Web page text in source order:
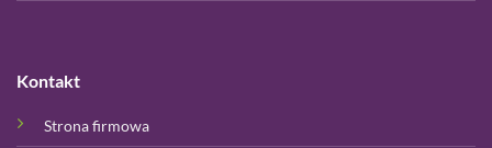
Kontakt
Strona firmowa